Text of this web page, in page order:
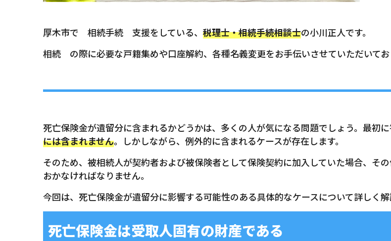
厚木市で 相続手続 支援をしている、 税理士・相続手続相談士の小川正人です。
相続 の際に必要な戸籍集めや口座解約、各種名義変更をお手伝いさせていただいてお
死亡保険金が遺留分に含まれるかどうかは、多くの人が気になる問題でしょう。最初に
には含まれません。しかしながら、例外的に含まれるケースが存在します。
そのため、被相続人が契約者および被保険者として保険契約に加入していた場合、そ
おかなければなりません。
今回は、死亡保険金が遺留分に影響する可能性のある具体的なケースについて詳しく解
死亡保険金は受取人固有の財産である